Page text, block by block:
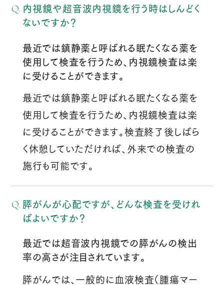
内視鏡や超音波内視鏡を行う時はしんどく
ないですか？
最近では鎮静薬と呼ばれる眠たくなる薬を
使用して検査を行うため、内視鏡検査は楽
に受けることができます。
最近では鎮静薬と呼ばれる眠たくなる薬を
使用して検査を行うため、内視鏡検査は楽
に受けることができます。検査終了後しばら
く休憩していただければ、外来での検査の
施行も可能です。
膵がんが心配ですが、どんな検査を受けれ
ばよいですか？
最近では超音波内視鏡での膵がんの検出
率の高さが注目されています。
膵がんでは、一般的に血液検査（腫瘍マー